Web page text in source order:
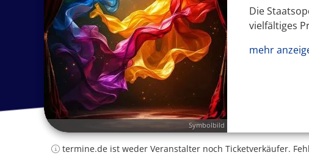
Symbolbild
Die
vielfältiges
mehr
termine.de ist weder Veranstalter noch Ticketverkäufer.